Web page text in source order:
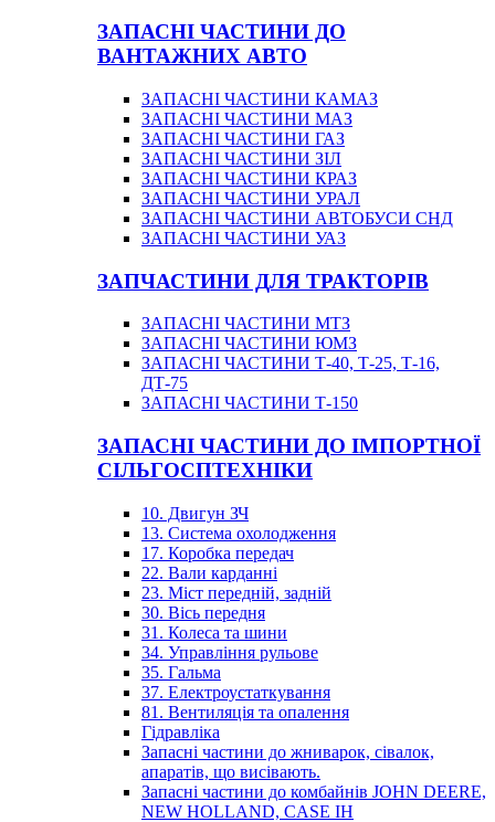
ЗАПАСНІ ЧАСТИНИ ДО
ВАНТАЖНИХ АВТО
ЗАПАСНІ ЧАСТИНИ КАМАЗ
ЗАПАСНІ ЧАСТИНИ МАЗ
ЗАПАСНІ ЧАСТИНИ ГАЗ
ЗАПАСНІ ЧАСТИНИ ЗІЛ
ЗАПАСНІ ЧАСТИНИ КРАЗ
ЗАПАСНІ ЧАСТИНИ УРАЛ
ЗАПАСНІ ЧАСТИНИ АВТОБУСИ СНД
ЗАПАСНІ ЧАСТИНИ УАЗ
ЗАПЧАСТИНИ ДЛЯ ТРАКТОРІВ
ЗАПАСНІ ЧАСТИНИ МТЗ
ЗАПАСНІ ЧАСТИНИ ЮМЗ
ЗАПАСНІ ЧАСТИНИ Т-40, Т-25, Т-16,
ДТ-75
ЗАПАСНІ ЧАСТИНИ Т-150
ЗАПАСНІ ЧАСТИНИ ДО ІМПОРТНОЇ
СІЛЬГОСПТЕХНІКИ
10. Двигун ЗЧ
13. Система охолодження
17. Коробка передач
22. Вали карданні
23. Міст передній, задній
30. Вісь передня
31. Колеса та шини
34. Управління рульове
35. Гальма
37. Електроустаткування
81. Вентиляція та опалення
Гідравліка
Запасні частини до жниварок, сівалок,
апаратів, що висівають.
Запасні частини до комбайнів JOHN DEERE,
NEW HOLLAND, CASE IH